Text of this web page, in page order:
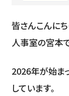
皆さんこんにち
人事室の宮本で
2026年が始ま
しています。